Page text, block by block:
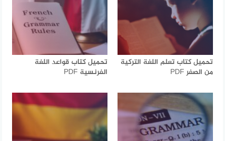
تحميل كتاب تعلم اللغة التركية
من الصفر PDF
تحميل كتاب قواعد اللغة
الفرنسية PDF